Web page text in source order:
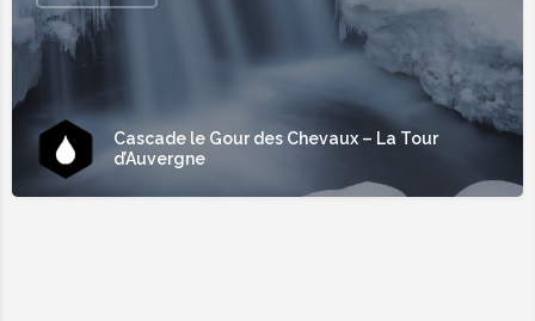
Cascade le Gour des Chevaux – La Tour
d’Auvergne